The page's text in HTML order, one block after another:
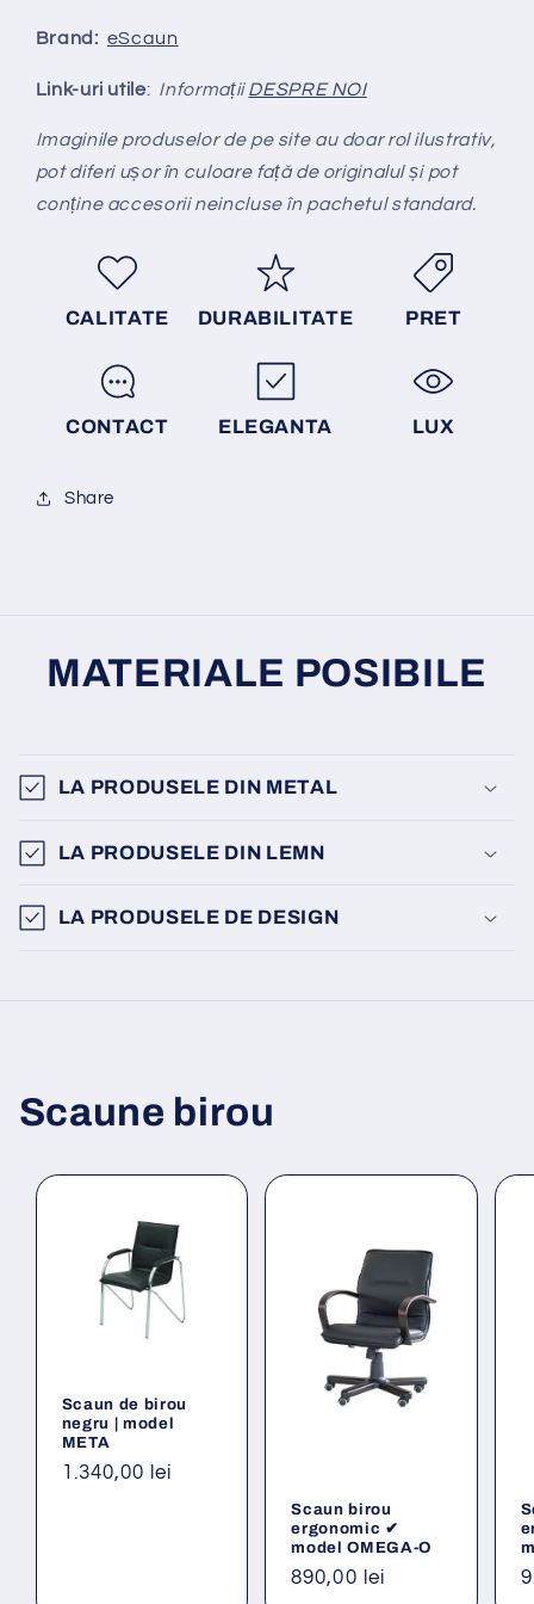
Brand: eScaun
Link-uri utile: InformațiiDESPRE NOI
Imaginile produselor de pe site au doar rol ilustrativ,
pot diferi ușor în culoare față de originalul și pot
conține accesorii neincluse în pachetul standard.
CALITATE DURABILITATE PRET
CONTACT ELEGANTA LUX
Share
MATERIALE POSIBILE
LA PRODUSELE DIN METAL
LA PRODUSELE DIN LEMN
LA PRODUSELE DE DESIGN
Scaune birou
Scaun de birou
negru | model
META
Preț
1.340,00 lei
Scaun birou
ergonomic ✔
model OMEGA-O
Preț
890,00 lei